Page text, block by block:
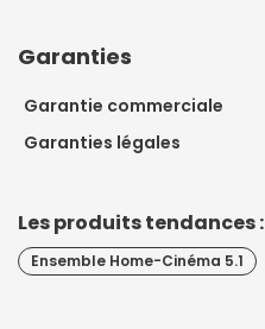
Garanties
Garantie commerciale
Garanties légales
Les produits tendances :
Ensemble Home-Cinéma 5.1